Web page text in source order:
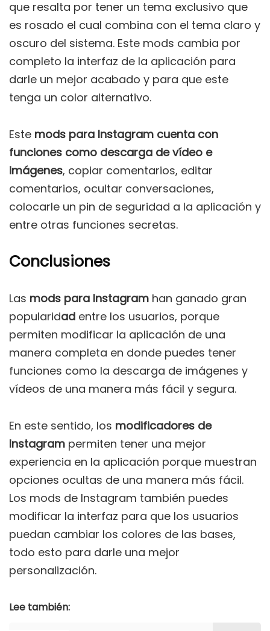
que resalta por tener un tema exclusivo que
es rosado el cual combina con el tema claro y
oscuro del sistema. Este mods cambia por
completo la interfaz de la aplicación para
darle un mejor acabado y para que este
tenga un color alternativo.
Este mods para Instagram cuenta con
funciones como descarga de vídeo e
imágenes, copiar comentarios, editar
comentarios, ocultar conversaciones,
colocarle un pin de seguridad a la aplicación y
entre otras funciones secretas.
Conclusiones
Las mods para Instagram han ganado gran
popularidad entre los usuarios, porque
permiten modificar la aplicación de una
manera completa en donde puedes tener
funciones como la descarga de imágenes y
vídeos de una manera más fácil y segura.
En este sentido, los modificadores de
Instagram permiten tener una mejor
experiencia en la aplicación porque muestran
opciones ocultas de una manera más fácil.
Los mods de Instagram también puedes
modificar la interfaz para que los usuarios
puedan cambiar los colores de las bases,
todo esto para darle una mejor
personalización.
Lee también: